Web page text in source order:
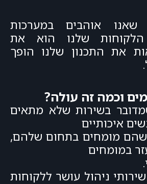
אוהבים במערכות
שלנו הוא את
את התכנון שלנו הופך
וכמה זה עולה?
בשירות שלא מתאים
איכותיים
שהם מומחים בתחום שלהם,
במומחים
ניהול עושר ללקוחות